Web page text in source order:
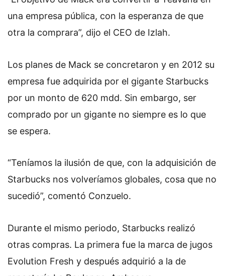
una empresa pública, con la esperanza de que
otra la comprara”, dijo el CEO de Izlah.
Los planes de Mack se concretaron y en 2012 su
empresa fue adquirida por el gigante Starbucks
por un monto de 620 mdd. Sin embargo, ser
comprado por un gigante no siempre es lo que
se espera.
“Teníamos la ilusión de que, con la adquisición de
Starbucks nos volveríamos globales, cosa que no
sucedió”, comentó Conzuelo.
Durante el mismo periodo, Starbucks realizó
otras compras. La primera fue la marca de jugos
Evolution Fresh y después adquirió a la de